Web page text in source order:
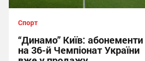
Спорт
“Динамо” Київ: абонементи
на 36-й Чемпіонат України